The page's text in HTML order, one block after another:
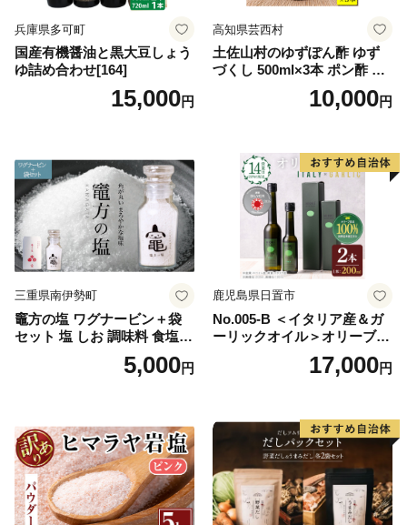
兵庫県多可町
国産有機醤油と黒大豆しょう
ゆ詰め合わせ[164]
15,000円
高知県芸西村
土佐山村のゆずぽん酢 ゆず
づくし 500ml×3本 ポン酢 ポ
ンズ ゆず 柚子 調味料 さっぱ
り 美味しい おいしい 鍋 しゃ
10,000円
三重県南伊勢町
竈方の塩 ワグナービン＋袋
セット 塩 しお 調味料 食塩
天然 ミネラル 調味料 ソルト
salt 料理 味付 おにぎり 三重
5,000円
鹿児島県日置市
No.005-B ＜イタリア産＆ガ
ーリックオイル＞オリーブオ
イルセット(200ml×2本) 日置
市 特産品 調味料 油 エキスト
ブ】
17,000円